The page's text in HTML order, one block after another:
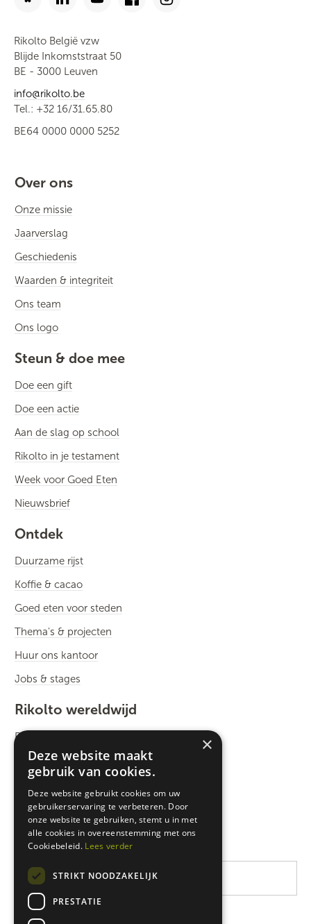
Rikolto België vzw
Blijde Inkomststraat 50
BE - 3000 Leuven
info@rikolto.be
Tel.: +32 16/31.65.80
BE64 0000 0000 5252
Over ons
Onze missie
Jaarverslag
Geschiedenis
Waarden & integriteit
Ons team
Ons logo
Steun & doe mee
Doe een gift
Doe een actie
Aan de slag op school
Rikolto in je testament
Week voor Goed Eten
Nieuwsbrief
Ontdek
Duurzame rijst
Koffie & cacao
Goed eten voor steden
Thema's & projecten
Huur ons kantoor
Jobs & stages
Rikolto wereldwijd
Rikolto International
Zuid-Oost Azië
West-Afrika
Latijns-Amerika
×
Deze website maakt
gebruik van cookies.
Deze website gebruikt cookies om uw
gebruikerservaring te verbeteren. Door
onze website te gebruiken, stemt u in met
alle cookies in overeenstemming met ons
Cookiebeleid. Lees verder
STRIKT NOODZAKELIJK
PRESTATIE